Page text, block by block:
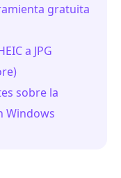
gratuita
a JPG
sobre la
Windows